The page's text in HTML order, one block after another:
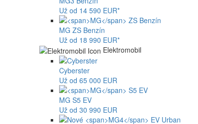
Už od 14 590 EUR*
MG ZS Benzín
Už od 18 990 EUR*
Elektromobil
Cyberster
Už od 65 000 EUR
MG S5 EV
Už od 30 990 EUR